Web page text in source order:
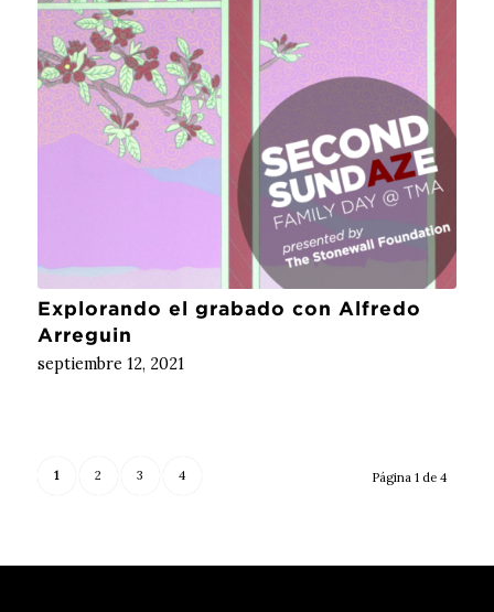
Explorando el grabado con Alfredo
Arreguin
septiembre 12, 2021
Página 1 de 4
1 2 3 4